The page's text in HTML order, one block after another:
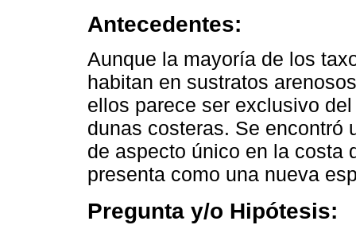
Antecedentes:
Aunque la mayoría de los
habitan en sustratos
ellos parece ser exclusivo
dunas costeras. Se encontró
de aspecto único en la costa
presenta como una nueva
Pregunta y/o Hipótesis: